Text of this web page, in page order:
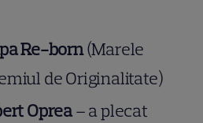
Re-born(Marele
de Originalitate)
Oprea– a plecat